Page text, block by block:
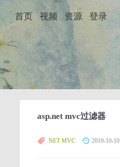
首页 视频 资源 登录
asp.net mvc过滤器
.NET MVC 2019-10-10